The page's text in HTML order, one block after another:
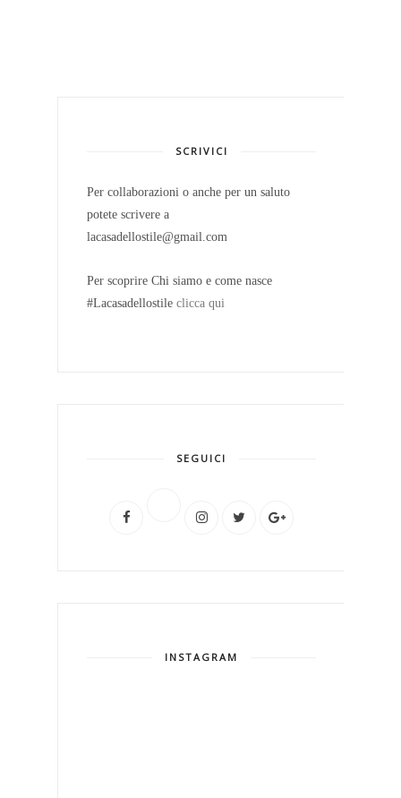
SCRIVICI
Per collaborazioni o anche per un saluto
potete scrivere a
lacasadellostile@gmail.com
Per scoprire Chi siamo e come nasce
#Lacasadellostile clicca qui
SEGUICI
INSTAGRAM